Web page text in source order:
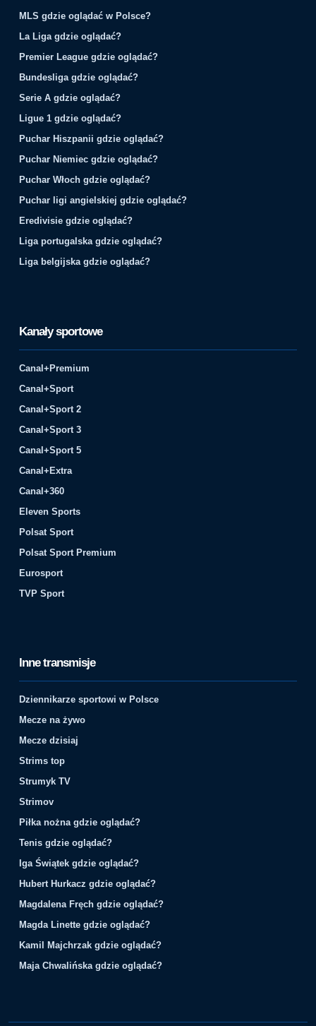
MLS gdzie oglądać w Polsce?
La Liga gdzie oglądać?
Premier League gdzie oglądać?
Bundesliga gdzie oglądać?
Serie A gdzie oglądać?
Ligue 1 gdzie oglądać?
Puchar Hiszpanii gdzie oglądać?
Puchar Niemiec gdzie oglądać?
Puchar Włoch gdzie oglądać?
Puchar ligi angielskiej gdzie oglądać?
Eredivisie gdzie oglądać?
Liga portugalska gdzie oglądać?
Liga belgijska gdzie oglądać?
Kanały sportowe
Canal+Premium
Canal+Sport
Canal+Sport 2
Canal+Sport 3
Canal+Sport 5
Canal+Extra
Canal+360
Eleven Sports
Polsat Sport
Polsat Sport Premium
Eurosport
TVP Sport
Inne transmisje
Dziennikarze sportowi w Polsce
Mecze na żywo
Mecze dzisiaj
Strims top
Strumyk TV
Strimov
Piłka nożna gdzie oglądać?
Tenis gdzie oglądać?
Iga Świątek gdzie oglądać?
Hubert Hurkacz gdzie oglądać?
Magdalena Fręch gdzie oglądać?
Magda Linette gdzie oglądać?
Kamil Majchrzak gdzie oglądać?
Maja Chwalińska gdzie oglądać?